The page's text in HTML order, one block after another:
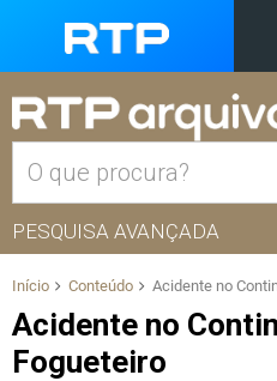
PESQUISA AVANÇADA
Início Conteúdo Acidente no
Acidente no
Fogueteiro